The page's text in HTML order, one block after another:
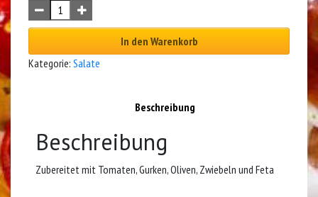
In den Warenkorb
Kategorie: Salate
Beschreibung
Beschreibung
Zubereitet mit Tomaten, Gurken, Oliven, Zwiebeln und Feta